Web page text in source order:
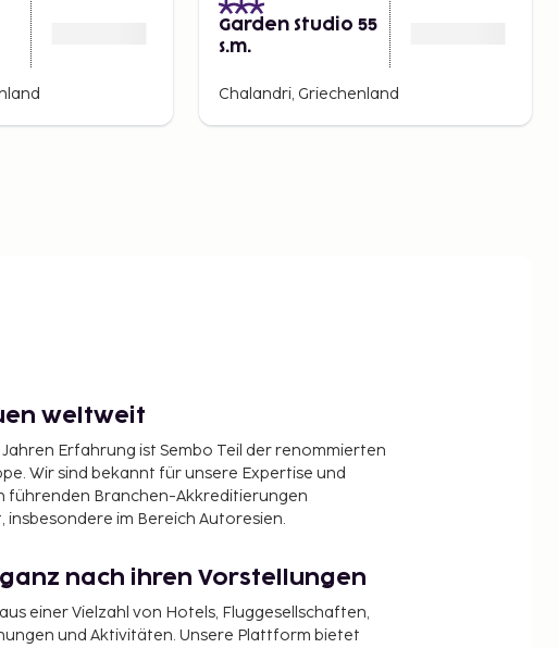
Garden Studio 55
s.m.
Chalandri, Griechenland
weltweit
Erfahrung ist Sembo Teil der renommierten
Wir sind bekannt für unsere Expertise und
führenden Branchen-Akkreditierungen
im Bereich Autoresien.
ganz nach ihren Vorstellungen
einer Vielzahl von Hotels, Fluggesellschaften,
und Aktivitäten. Unsere Plattform bietet